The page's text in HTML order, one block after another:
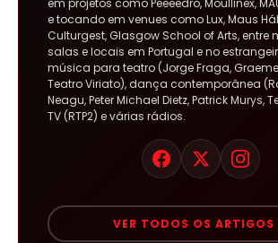
em projetos como Peeeedro, Moullinex,
e tocando em venues como Lux, Maus
Culturgest, Glasgow School of Arts, entre
salas e locais em Portugal e no
música para teatro (Jorge Fraga, Graeme
Teatro Viriato), dança contemporânea
Neagu, Peter Michael Dietz, Patrick Murys,
TV (RTP2) e várias rádios.
VER TODOS OS ARTIGOS